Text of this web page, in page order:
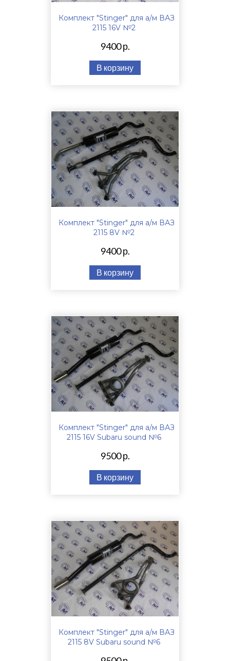
Комплект "Stinger" для а/м ВАЗ
2115 16V №2
9400 р.
В корзину
Комплект "Stinger" для а/м ВАЗ
2115 8V №2
9400 р.
В корзину
Комплект "Stinger" для а/м ВАЗ
2115 16V Subaru sound №6
9500 р.
В корзину
Комплект "Stinger" для а/м ВАЗ
2115 8V Subaru sound №6